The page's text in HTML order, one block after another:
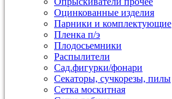
Оцинкованные изделия
Парники и комплектующие
Пленка п/э
Плодосьемники
Распылители
Сад.фигурки/фонари
Секаторы, сучкорезы, пилы
Сетка москитная